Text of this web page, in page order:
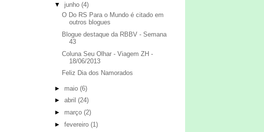
▼ junho (4)
O Do RS Para o Mundo é citado em
outros blogues
Blogue destaque da RBBV - Semana
43
Coluna Seu Olhar - Viagem ZH -
18/06/2013
Feliz Dia dos Namorados
► maio (6)
► abril (24)
► março (2)
► fevereiro (1)